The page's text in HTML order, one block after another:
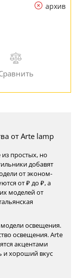
архив
от Arte lamp
простых, но
добавят
от эконом-
от ₽ до ₽, а
моделей от
освещения.
освещения. Arte
акцентами
и хороший вкус